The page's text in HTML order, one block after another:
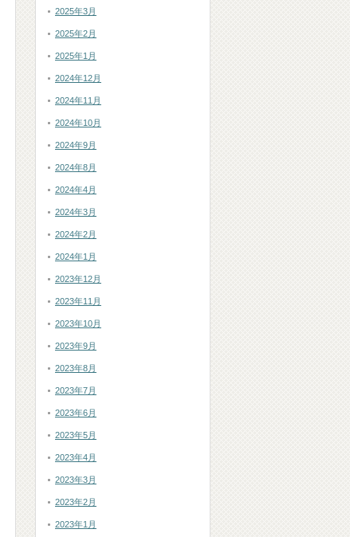
2025年3月
2025年2月
2025年1月
2024年12月
2024年11月
2024年10月
2024年9月
2024年8月
2024年4月
2024年3月
2024年2月
2024年1月
2023年12月
2023年11月
2023年10月
2023年9月
2023年8月
2023年7月
2023年6月
2023年5月
2023年4月
2023年3月
2023年2月
2023年1月